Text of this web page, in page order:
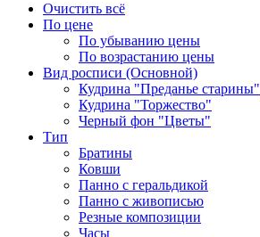
Очистить всё
По цене
По убыванию цены
По возрастанию цены
Вид росписи (Основной)
Кудрина "Преданье старины"
Кудрина "Торжество"
Черный фон "Цветы"
Тип
Братины
Ковши
Панно с геральдикой
Панно с живописью
Резные композиции
Часы